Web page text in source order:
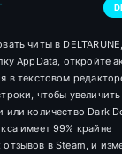
читы в
AppData, откройте
в текстовом
чтобы
или количество Dark
имеет 99% крайне
в Steam, и